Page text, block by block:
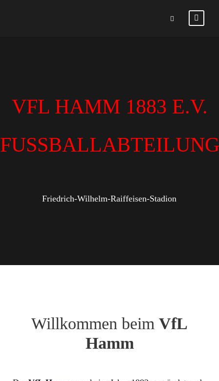
VFL HAMM 1883 E.V.
FUSSBALLABTEILUNG
Friedrich-Wilhelm-Raiffeisen-Stadion
Willkommen beim VfL
Hamm